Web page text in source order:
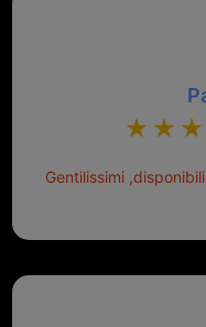
Gentilissimi